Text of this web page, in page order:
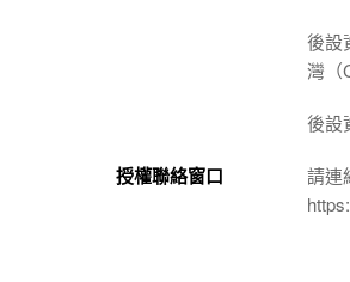
後設
灣（
後設
授權聯絡窗口
請連